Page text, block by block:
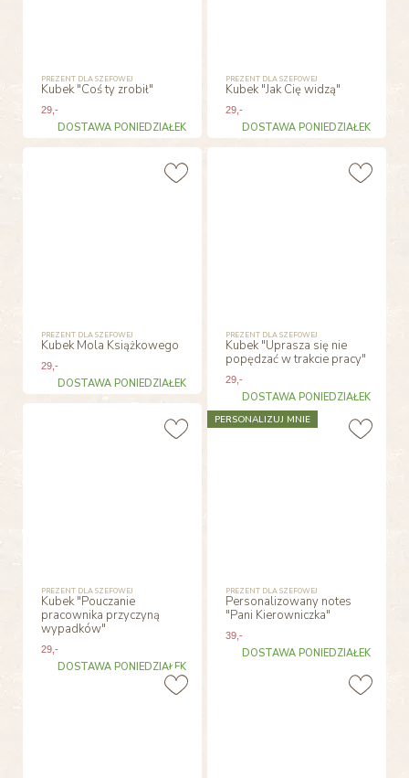
PREZENT DLA SZEFOWEJ
Kubek "Coś ty zrobił"
29,-
DOSTAWA PONIEDZIAŁEK
PREZENT DLA SZEFOWEJ
Kubek "Jak Cię widzą"
29 ,-
DOSTAWA PONIEDZIAŁEK
PREZENT DLA SZEFOWEJ
Kubek Mola Książkowego
29,-
DOSTAWA PONIEDZIAŁEK
PREZENT DLA SZEFOWEJ
Kubek "Uprasza się nie
popędzać w trakcie pracy"
29 ,-
DOSTAWA PONIEDZIAŁEK
PREZENT DLA SZEFOWEJ
Kubek "Pouczanie
pracownika przyczyną
wypadków"
29,-
DOSTAWA PONIEDZIAŁEK
PREZENT DLA SZEFOWEJ
Personalizowany notes
"Pani Kierowniczka"
39 ,-
DOSTAWA PONIEDZIAŁEK
PERSONALIZUJ MNIE